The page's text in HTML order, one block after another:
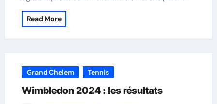
Read More
Grand Chelem Tennis
Wimbledon 2024 : les résultats